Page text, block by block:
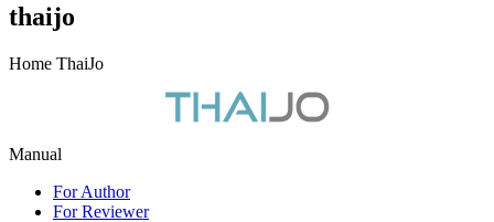
thaijo
Home ThaiJo
Manual
For Author
For Reviewer